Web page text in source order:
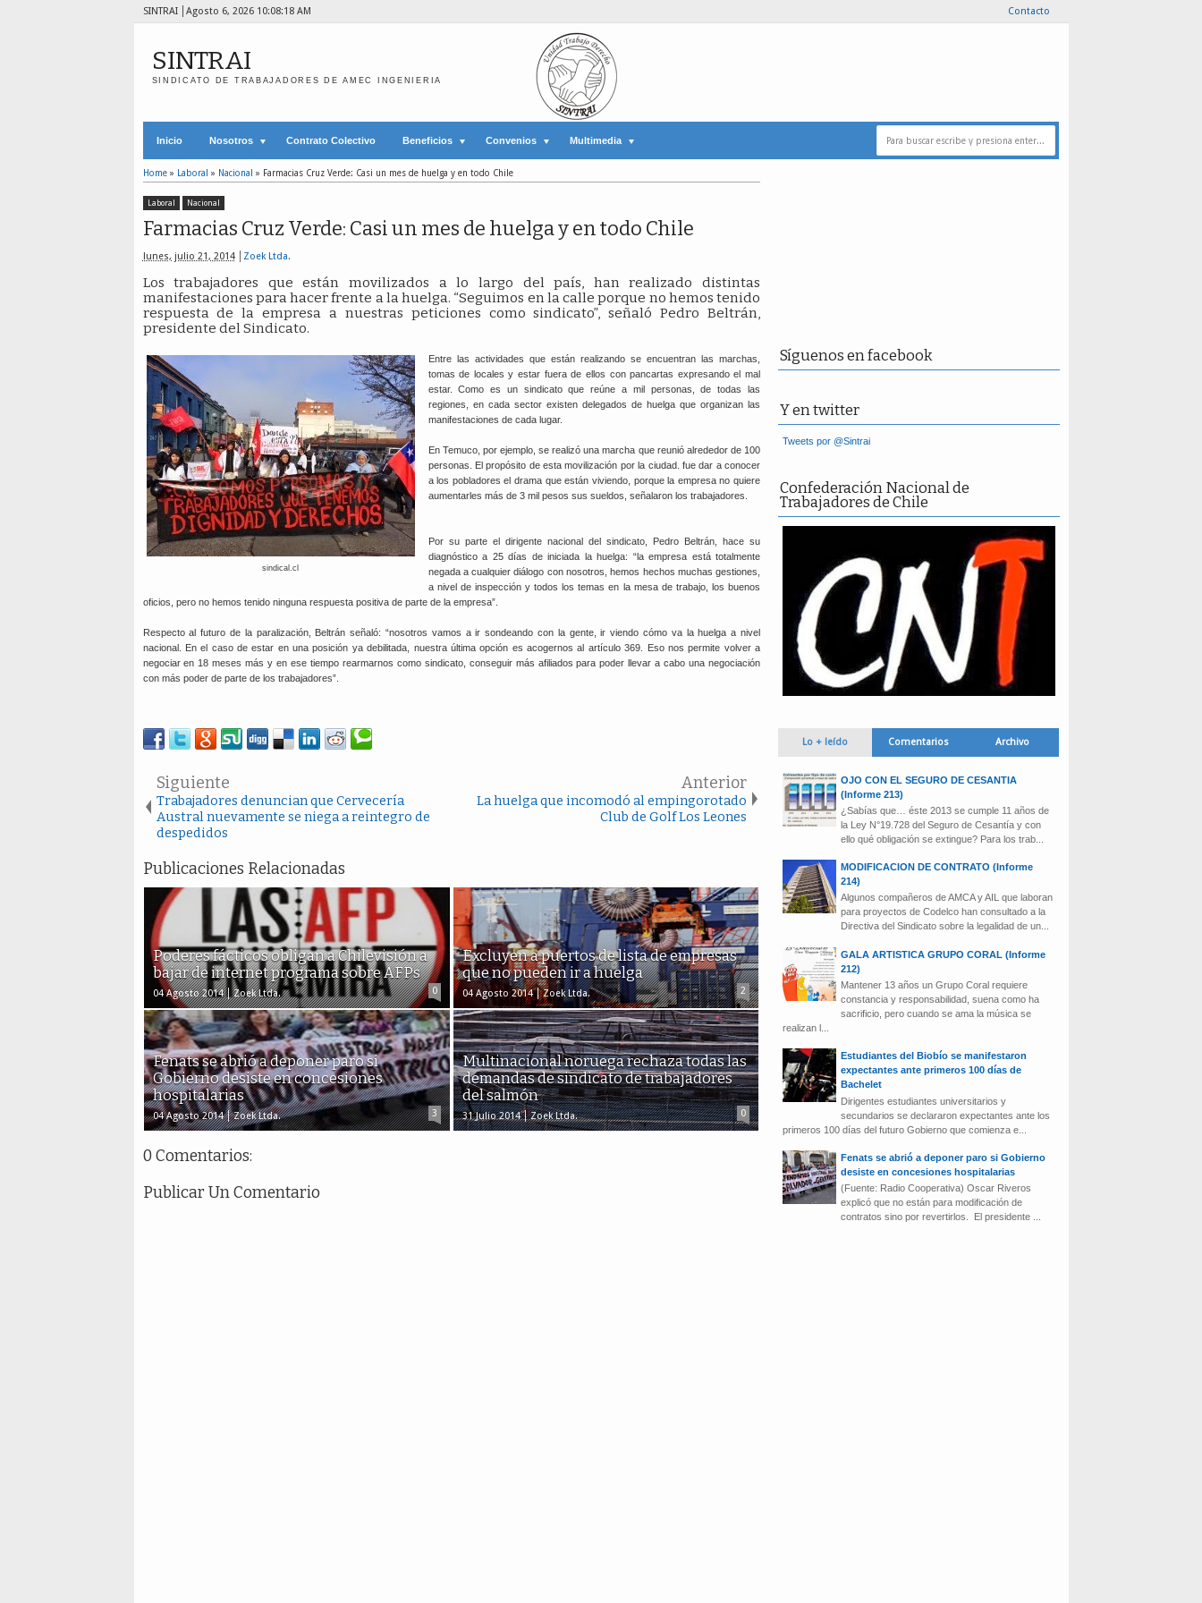
SINTRAI Agosto 6, 2026 10:08:19 AM Contacto
SINTRAI
SINDICATO DE TRABAJADORES DE AMEC INGENIERIA
Inicio Nosotros Contrato Colectivo Beneficios Convenios Multimedia
Home» Laboral » Nacional » Farmacias Cruz Verde: Casi un mes de huelga y en todo Chile
Laboral Nacional
Farmacias Cruz Verde: Casi un mes de huelga y en todo Chile
lunes, julio 21, 2014 Zoek Ltda.
Los trabajadores que están movilizados a lo largo del país, han realizado distintas
manifestaciones para hacer frente a la huelga. “Seguimos en la calle porque no hemos tenido
respuesta de la empresa a nuestras peticiones como sindicato”, señaló Pedro Beltrán,
presidente del Sindicato.
sindical.cl
Entre las actividades que están realizando se encuentran las marchas,
tomas de locales y estar fuera de ellos con pancartas expresando el mal
estar. Como es un sindicato que reúne a mil personas, de todas las
regiones, en cada sector existen delegados de huelga que organizan las
manifestaciones de cada lugar.
En Temuco, por ejemplo, se realizó una marcha que reunió alrededor de 100
personas. El propósito de esta movilización por la ciudad. fue dar a conocer
a los pobladores el drama que están viviendo, porque la empresa no quiere
aumentarles más de 3 mil pesos sus sueldos, señalaron los trabajadores.
Por su parte el dirigente nacional del sindicato, Pedro Beltrán, hace su
diagnóstico a 25 días de iniciada la huelga: “la empresa está totalmente
negada a cualquier diálogo con nosotros, hemos hechos muchas gestiones,
a nivel de inspección y todos los temas en la mesa de trabajo, los buenos
oficios, pero no hemos tenido ninguna respuesta positiva de parte de la empresa”.
Respecto al futuro de la paralización, Beltrán señaló: “nosotros vamos a ir sondeando con la gente, ir viendo cómo va la huelga a nivel
nacional. En el caso de estar en una posición ya debilitada, nuestra última opción es acogernos al artículo 369. Eso nos permite volver a
negociar en 18 meses más y en ese tiempo rearmarnos como sindicato, conseguir más afiliados para poder llevar a cabo una negociación
con más poder de parte de los trabajadores”.
Siguiente
Trabajadores denuncian que Cervecería
Austral nuevamente se niega a reintegro de
despedidos
Anterior
La huelga que incomodó al empingorotado
Club de Golf Los Leones
Publicaciones Relacionadas
Poderes fácticos obligan a Chilevisión a
bajar de internet programa sobre AFPs
04 Agosto 2014 Zoek Ltda. 0
Excluyen a puertos de lista de empresas
que no pueden ir a huelga
04 Agosto 2014 Zoek Ltda. 2
Fenats se abrió a deponer paro si
Gobierno desiste en concesiones
hospitalarias
04 Agosto 2014 Zoek Ltda. 3
Multinacional noruega rechaza todas las
demandas de sindicato de trabajadores
del salmón
31 Julio 2014 Zoek Ltda. 0
0 Comentarios:
Publicar Un Comentario
Síguenos en facebook
Y en twitter
Tweets por @Sintrai
Confederación Nacional de
Trabajadores de Chile
Lo + leído Comentarios Archivo
OJO CON EL SEGURO DE CESANTIA
(Informe 213)
¿Sabías que… éste 2013 se cumple 11 años de
la Ley N°19.728 del Seguro de Cesantía y con
ello qué obligación se extingue? Para los trab...
MODIFICACION DE CONTRATO (Informe
214)
Algunos compañeros de AMCA y AIL que laboran
para proyectos de Codelco han consultado a la
Directiva del Sindicato sobre la legalidad de un...
GALA ARTISTICA GRUPO CORAL (Informe
212)
Mantener 13 años un Grupo Coral requiere
constancia y responsabilidad, suena como ha
sacrificio, pero cuando se ama la música se
realizan l...
Estudiantes del Biobío se manifestaron
expectantes ante primeros 100 días de
Bachelet
Dirigentes estudiantes universitarios y
secundarios se declararon expectantes ante los
primeros 100 días del futuro Gobierno que comienza e...
Fenats se abrió a deponer paro si Gobierno
desiste en concesiones hospitalarias
(Fuente: Radio Cooperativa) Oscar Riveros
explicó que no están para modificación de
contratos sino por revertirlos. El presidente ...